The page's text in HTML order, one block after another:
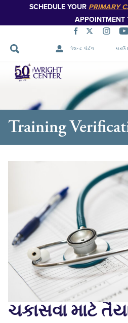
SCHEDULE YOUR PRIMARY
APPOINTMENT
પેશન્ટ પોર્ટલ
નેવિગેશન
છોડો
Training
ચકાસવા માટે